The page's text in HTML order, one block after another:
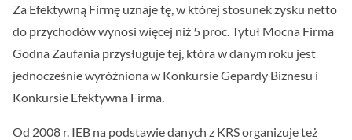
Za Efektywną Firmę uznaje tę, w której stosunek zysku netto
do przychodów wynosi więcej niż 5 proc. Tytuł Mocna Firma
Godna Zaufania przysługuje tej, która w danym roku jest
jednocześnie wyróżniona w Konkursie Gepardy Biznesu i
Konkursie Efektywna Firma.
Od 2008 r. IEB na podstawie danych z KRS organizuje też